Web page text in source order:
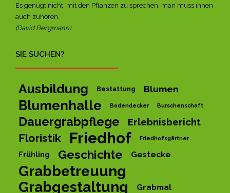
Es genügt nicht, mit den Pflanzen zu sprechen, man muss ihnen
auch zuhören.
(David Bergmann)
SIE SUCHEN?
Ausbildung Bestattung Blumen
Blumenhalle Bodendecker Burschenschaft
Dauergrabpflege Erlebnisbericht
Floristik Friedhof Friedhofsgärtner
Frühling Geschichte Gestecke
Grabbetreuung
Grabgestaltung Grabmal